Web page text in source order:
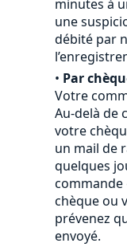
minutes à
une
débité par
• Par
Votre
Au-delà de
votre
un mail de
quelques
chèque ou
prévenez
envoyé.